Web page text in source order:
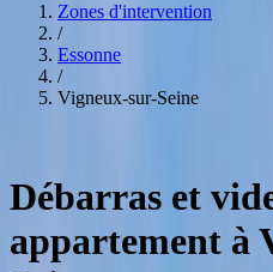
Zones d'intervention
/
Essonne
/
Vigneux-sur-Seine
Débarras et
appartement à